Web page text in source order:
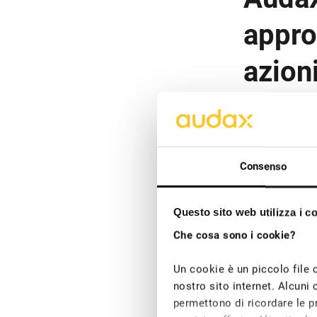
Consenso
Questo sito web utilizza i
Che cosa sono i cookie?
Un cookie è un piccolo file
nostro sito internet. Alcuni
permettono di ricordare le
Questo
stata
Il presidente
2022; esse
PMI del
questo
superiori a
Il Gruppo
rinnovabile